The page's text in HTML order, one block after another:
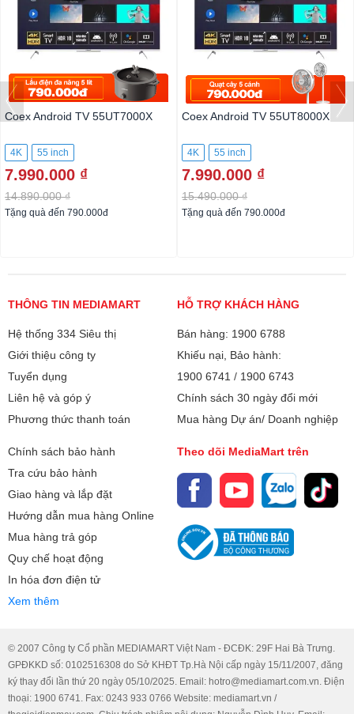
Coex Android TV 55UT7000X
4K 55 inch
7.990.000 ₫
14.890.000 ₫
Tặng quà đến 790.000đ
Coex Android TV 55UT8000X
4K 55 inch
7.990.000 ₫
15.490.000 ₫
Tặng quà đến 790.000đ
THÔNG TIN MEDIAMART
Hệ thống 334 Siêu thị
Giới thiệu công ty
Tuyển dụng
Liên hệ và góp ý
Phương thức thanh toán
HỖ TRỢ KHÁCH HÀNG
Bán hàng: 1900 6788
Khiếu nại, Bảo hành:
1900 6741 / 1900 6743
Chính sách 30 ngày đổi mới
Mua hàng Dự án/ Doanh nghiệp
Chính sách bảo hành
Tra cứu bảo hành
Giao hàng và lắp đặt
Hướng dẫn mua hàng Online
Mua hàng trả góp
Quy chế hoạt động
In hóa đơn điện tử
Xem thêm
Theo dõi MediaMart trên
© 2007 Công ty Cổ phần MEDIAMART Việt Nam - ĐCĐK: 29F Hai Bà Trưng.
GPĐKKD số: 0102516308 do Sở KHĐT Tp.Hà Nội cấp ngày 15/11/2007, đăng
ký thay đổi lần thứ 20 ngày 05/10/2025. Email: hotro@mediamart.com.vn. Điện
thoại: 1900 6741. Fax: 0243 933 0766 Website: mediamart.vn /